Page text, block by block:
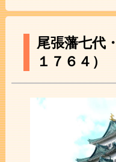
尾張藩七代
１７６４）